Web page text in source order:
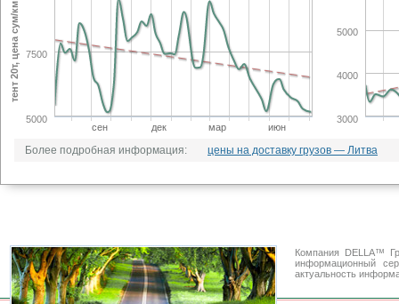
сен дек мар июн
5000
7500
тент 20т, цена сум/км
3000
4000
5000
Более подробная информация: цены на доставку грузов — Литва
Компания DELLA™
информационный
актуальность